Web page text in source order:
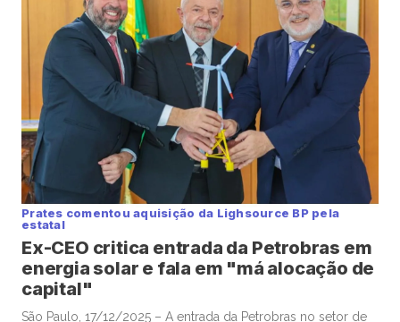
Prates comentou aquisição da Lighsource BP pela
estatal
Ex-CEO critica entrada da Petrobras em
energia solar e fala em "má alocação de
capital"
São Paulo, 17/12/2025 – A entrada da Petrobras no setor de